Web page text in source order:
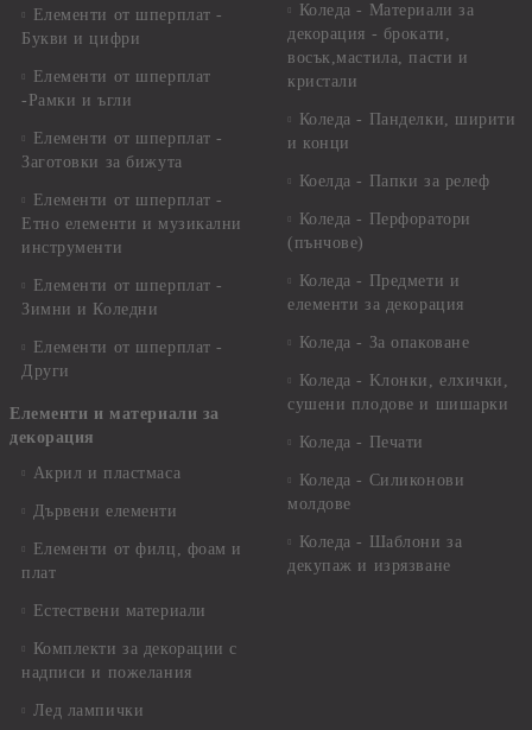
Елементи от шперплат -
Букви и цифри
Елементи от шперплат
-Рамки и ъгли
Елементи от шперплат -
Заготовки за бижута
Елементи от шперплат -
Етно елементи и музикални
инструменти
Елементи от шперплат -
Зимни и Коледни
Елементи от шперплат -
Други
Елементи и материали за
декорация
Акрил и пластмаса
Дървени елементи
Елементи от филц, фоам и
плат
Естествени материали
Комплекти за декорации с
надписи и пожелания
Лед лампички
Коледа - Материали за
декорация - брокати,
восък,мастила, пасти и
кристали
Коледа - Панделки, ширити
и конци
Коелда - Папки за релеф
Коледа - Перфоратори
(пънчове)
Коледа - Предмети и
елементи за декорация
Коледа - За опаковане
Коледа - Kлонки, елхички,
сушени плодове и шишарки
Коледа - Печати
Коледа - Силиконови
молдове
Коледа - Шаблони за
декупаж и изрязване